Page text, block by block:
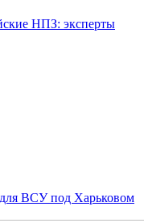
НПЗ: эксперты
ВСУ под Харьковом